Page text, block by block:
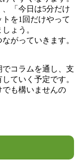
「今日は5分だけ
を1回だけやって
ょう。
がっていきます。
コラムを通し、支
ていく予定です。
も構いませんの